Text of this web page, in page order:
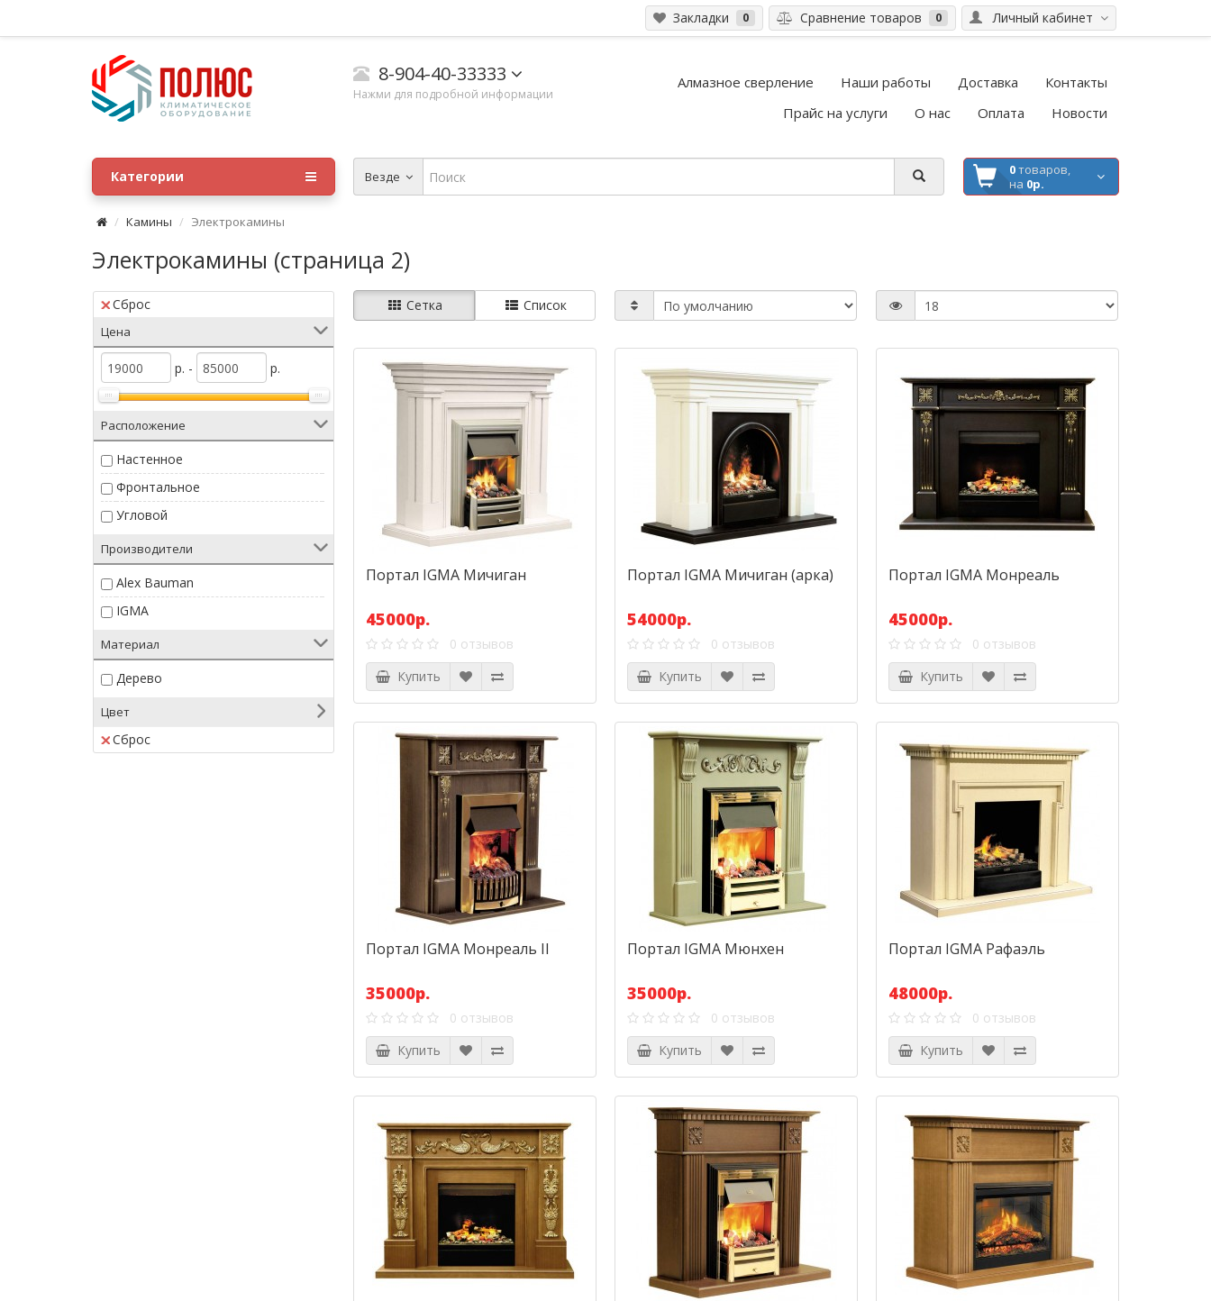
Личный кабинет
Закладки 0 Сравнение товаров 0
8-904-40-33333
Нажми для подробной информации
Алмазное сверление Наши работы Доставка
Контакты
Прайс на услуги
О нас Оплата Новости
Везде 0товаров,
на 0р.
Категории
Камины Электрокамины
Электрокамины (страница 2)
Сброс
Цена
р. - р.
Расположение
Настенное
Фронтальное
Угловой
Производители
Alex Bauman
IGMA
Материал
Дерево
Цвет
Сброс
Сетка Список
Портал IGMA Мичиган
45000р.
0 отзывов
Купить
Портал IGMA Мичиган (арка)
54000р.
0 отзывов
Купить
Портал IGMA Монреаль
45000р.
0 отзывов
Купить
Портал IGMA Монреаль II
35000р.
0 отзывов
Купить
Портал IGMA Мюнхен
35000р.
0 отзывов
Купить
Портал IGMA Рафаэль
48000р.
0 отзывов
Купить